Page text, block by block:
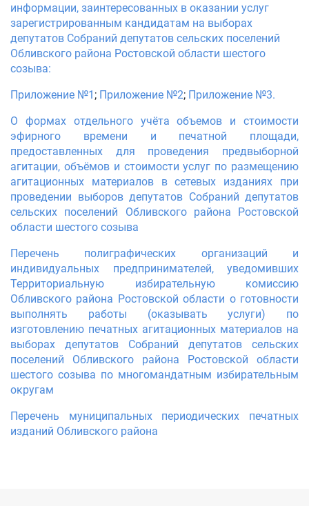
информации, заинтересованных в оказании услуг
зарегистрированным кандидатам на выборах
депутатов Собраний депутатов сельских поселений
Обливского района Ростовской области шестого
созыва:
Приложение №1 ; Приложение №2; Приложение №3.
О формах отдельного учёта объемов и стоимости
эфирного времени и печатной площади,
предоставленных для проведения предвыборной
агитации, объёмов и стоимости услуг по размещению
агитационных материалов в сетевых изданиях при
проведении выборов депутатов Собраний депутатов
сельских поселений Обливского района Ростовской
области шестого созыва
Перечень полиграфических организаций и
индивидуальных предпринимателей, уведомивших
Территориальную избирательную комиссию
Обливского района Ростовской области о готовности
выполнять работы (оказывать услуги) по
изготовлению печатных агитационных материалов на
выборах депутатов Собраний депутатов сельских
поселений Обливского района Ростовской области
шестого созыва по многомандатным избирательным
округам
Перечень муниципальных периодических печатных
изданий Обливского района